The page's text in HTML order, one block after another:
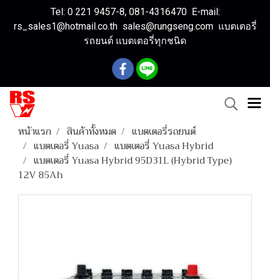
Tel: 0 221 9457-8, 081-4316470 E-mail:
rs_sales1@hotmail.co.th sales@rungseng.com แบตเตอรี่
รถยนต์ แบตเตอรี่ทุกชนิด
หน้าแรก สินค้าทั้งหมด
แบตเตอรี่รถยนต์
แบตเตอรี่ Yuasa
แบตเตอรี่ Yuasa Hybrid
แบตเตอรี่ Yuasa Hybrid 95D31L (Hybrid Type)
12V 85Ah